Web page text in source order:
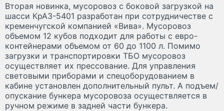
Вторая новинка, мусоровоз с боковой загрузкой на
шасси КрАЗ-5401 разработан при сотрудничестве с
кременчугской компанией «Вива». Мусоровоз
объемом 12 кубов подходит для работы с евро-
контейнерами объемом от 60 до 1100 л. Помимо
загрузки и транспортировки ТБО мусоровоз
осуществляет их прессование. Для управления
световыми приборами и спецоборудованием в
кабине установлен дополнительный пульт. А подъем/
опускание бункера мусоровоза осуществляется в
ручном режиме в задней части бункера.